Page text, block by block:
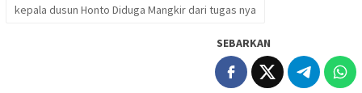
kepala dusun Honto Diduga Mangkir dari tugas nya
SEBARKAN